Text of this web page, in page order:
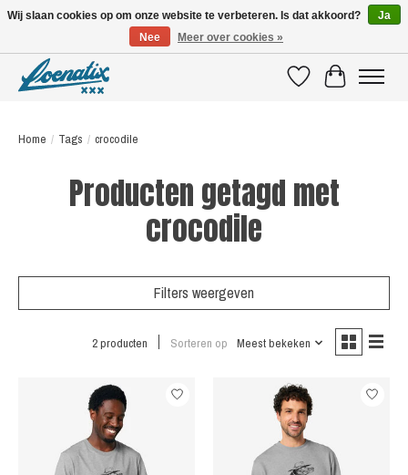
VerlanglijstWinkelwagen
Home / Tags / crocodile
Producten getagd met
crocodile
Filters weergeven
2 producten Sorteren op Meest bekeken
Wij slaan cookies op om onze website te verbeteren. Is dat akkoord?
Ja
Nee
Meer over cookies »